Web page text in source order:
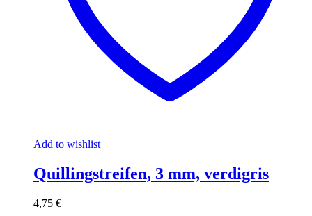
Add to wishlist
Quillingstreifen, 3 mm, verdigris
4,75 €